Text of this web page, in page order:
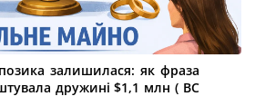
залишилася: як фраза
дружині $1,1 млн ( ВС